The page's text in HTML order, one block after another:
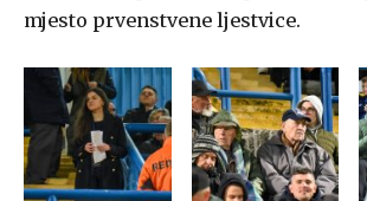
mjesto prvenstvene ljestvice.